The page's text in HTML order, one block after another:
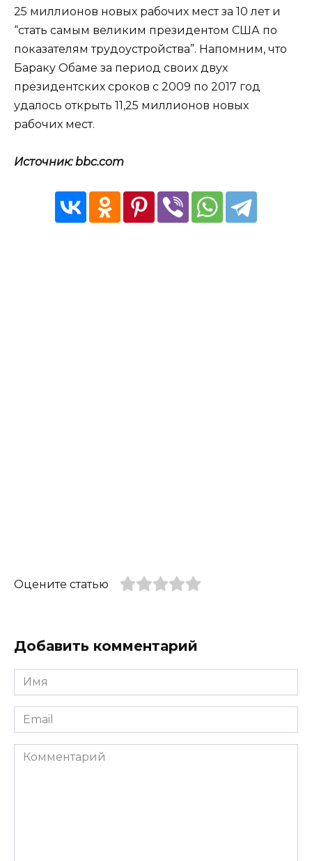
25 миллионов новых рабочих мест за 10 лет и
“стать самым великим президентом США по
показателям трудоустройства”. Напомним, что
Бараку Обаме за период своих двух
президентских сроков с 2009 по 2017 год
удалось открыть 11,25 миллионов новых
рабочих мест.
Источник: bbc.com
Оцените статью
Добавить комментарий
Имя
*
Email
*
Комментарий